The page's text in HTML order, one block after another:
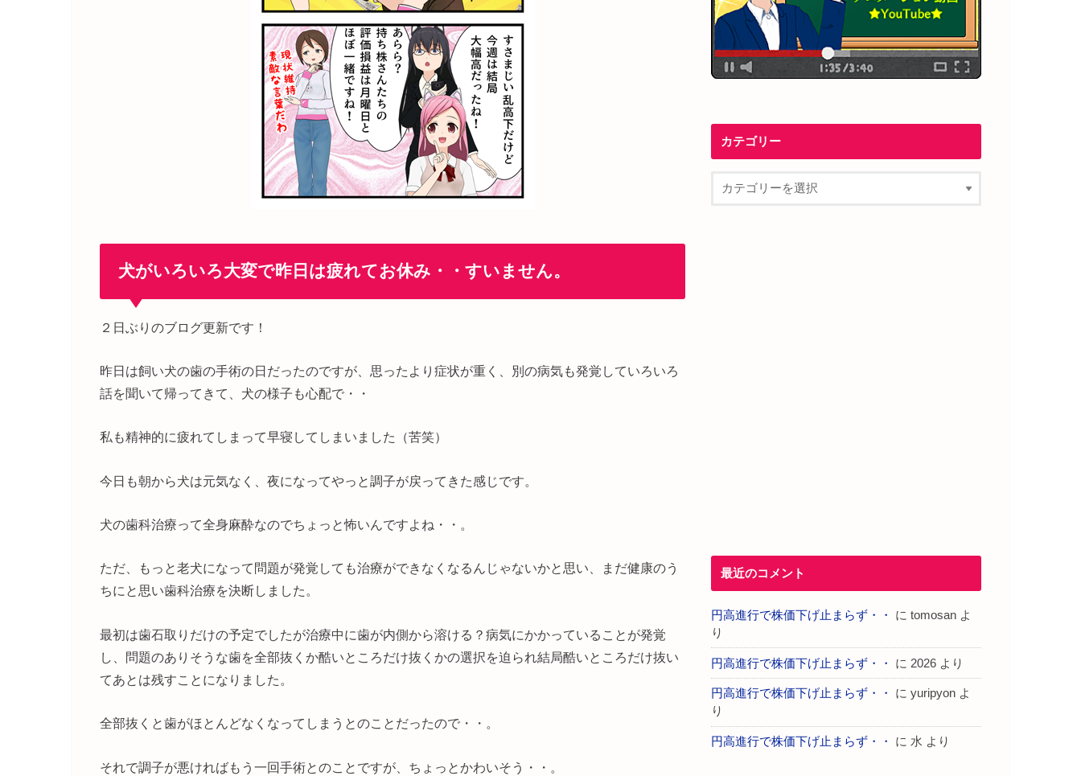
犬がいろいろ大変で昨日は疲れてお休み・・すいません。
２日ぶりのブログ更新です！
昨日は飼い犬の歯の手術の日だったのですが、思ったより症状が重く、別の病気も発覚していろいろ
話を聞いて帰ってきて、犬の様子も心配で・・
私も精神的に疲れてしまって早寝してしまいました（苦笑）
今日も朝から犬は元気なく、夜になってやっと調子が戻ってきた感じです。
犬の歯科治療って全身麻酔なのでちょっと怖いんですよね・・。
ただ、もっと老犬になって問題が発覚しても治療ができなくなるんじゃないかと思い、まだ健康のう
ちにと思い歯科治療を決断しました。
最初は歯石取りだけの予定でしたが治療中に歯が内側から溶ける？病気にかかっていることが発覚
し、問題のありそうな歯を全部抜くか酷いところだけ抜くかの選択を迫られ結局酷いところだけ抜い
てあとは残すことになりました。
全部抜くと歯がほとんどなくなってしまうとのことだったので・・。
それで調子が悪ければもう一回手術とのことですが、ちょっとかわいそう・・。
カテゴリー
最近のコメント
円高進行で株価下げ止まらず・・ に tomosan よ
り
円高進行で株価下げ止まらず・・ に 2026 より
円高進行で株価下げ止まらず・・ に yuripyon よ
り
円高進行で株価下げ止まらず・・ に 水 より